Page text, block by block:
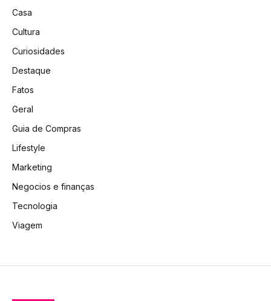
Casa
Cultura
Curiosidades
Destaque
Fatos
Geral
Guia de Compras
Lifestyle
Marketing
Negocios e finanças
Tecnologia
Viagem